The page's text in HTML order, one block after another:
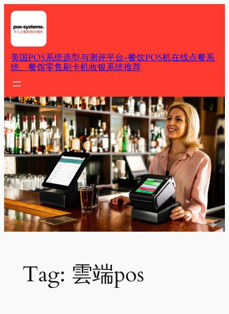
Skip
content
美国POS系统选型与测评平台-餐饮POS机在线点餐系
统、餐馆零售刷卡机收银系统推荐
Tag: 雲端pos